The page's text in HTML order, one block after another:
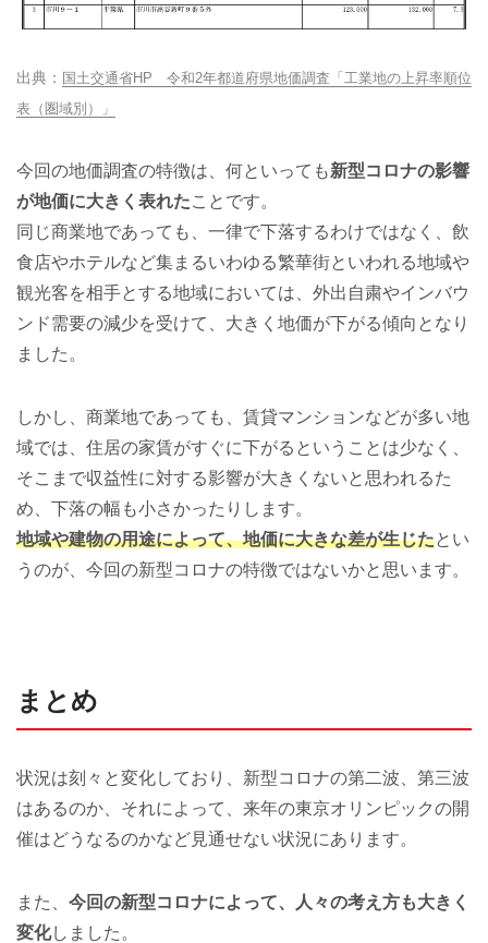
国土交通省HP 令和2年都道府県地価調査「工業地の上昇率順位
表（圏域別）」
今回の地価調査の特徴は、何といっても新型コロナの影響
が地価に大きく表れたことです。
同じ商業地であっても、一律で下落するわけではなく、飲
食店やホテルなど集まるいわゆる繁華街といわれる地域や
観光客を相手とする地域においては、外出自粛やインバウ
ンド需要の減少を受けて、大きく地価が下がる傾向となり
ました。
しかし、商業地であっても、賃貸マンションなどが多い地
域では、住居の家賃がすぐに下がるということは少なく、
そこまで収益性に対する影響が大きくないと思われるた
め、下落の幅も小さかったりします。
地域や建物の用途によって、地価に大きな差が生じたとい
うのが、今回の新型コロナの特徴ではないかと思います。
まとめ
状況は刻々と変化しており、新型コロナの第二波、第三波
はあるのか、それによって、来年の東京オリンピックの開
催はどうなるのかなど見通せない状況にあります。
また、 今回の新型コロナによって、人々の考え方も大きく
変化しました。